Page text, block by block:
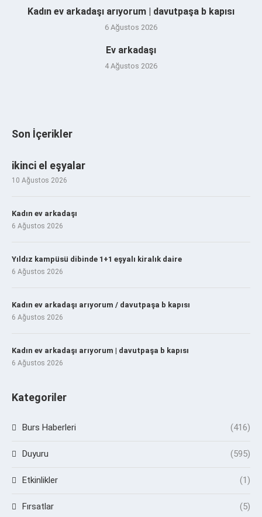
Kadın ev arkadaşı arıyorum | davutpaşa b kapısı
6 Ağustos 2026
Ev arkadaşı
4 Ağustos 2026
Son İçerikler
ikinci el eşyalar
10 Ağustos 2026
Kadın ev arkadaşı
6 Ağustos 2026
Yıldız kampüsü dibinde 1+1 eşyalı kiralık daire
6 Ağustos 2026
Kadın ev arkadaşı arıyorum / davutpaşa b kapısı
6 Ağustos 2026
Kadın ev arkadaşı arıyorum | davutpaşa b kapısı
6 Ağustos 2026
Kategoriler
Burs Haberleri (416)
Duyuru (595)
Etkinlikler (1)
Fırsatlar (5)